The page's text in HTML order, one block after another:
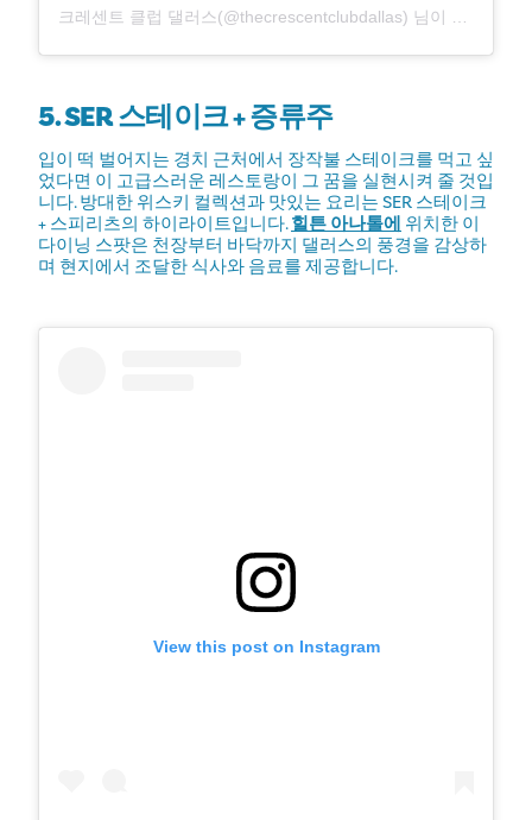
5. SER 스테이크 + 증류주
입이 떡 벌어지는 경치 근처에서 장작불 스테이크를 먹고 싶
었다면 이 고급스러운 레스토랑이 그 꿈을 실현시켜 줄 것입
니다. 방대한 위스키 컬렉션과 맛있는 요리는 SER 스테이크
+ 스피리츠의 하이라이트입니다.힐튼 아나톨에 위치한 이
다이닝 스팟은 천장부터 바닥까지 댈러스의 풍경을 감상하
며 현지에서 조달한 식사와 음료를 제공합니다.
View this post on Instagram